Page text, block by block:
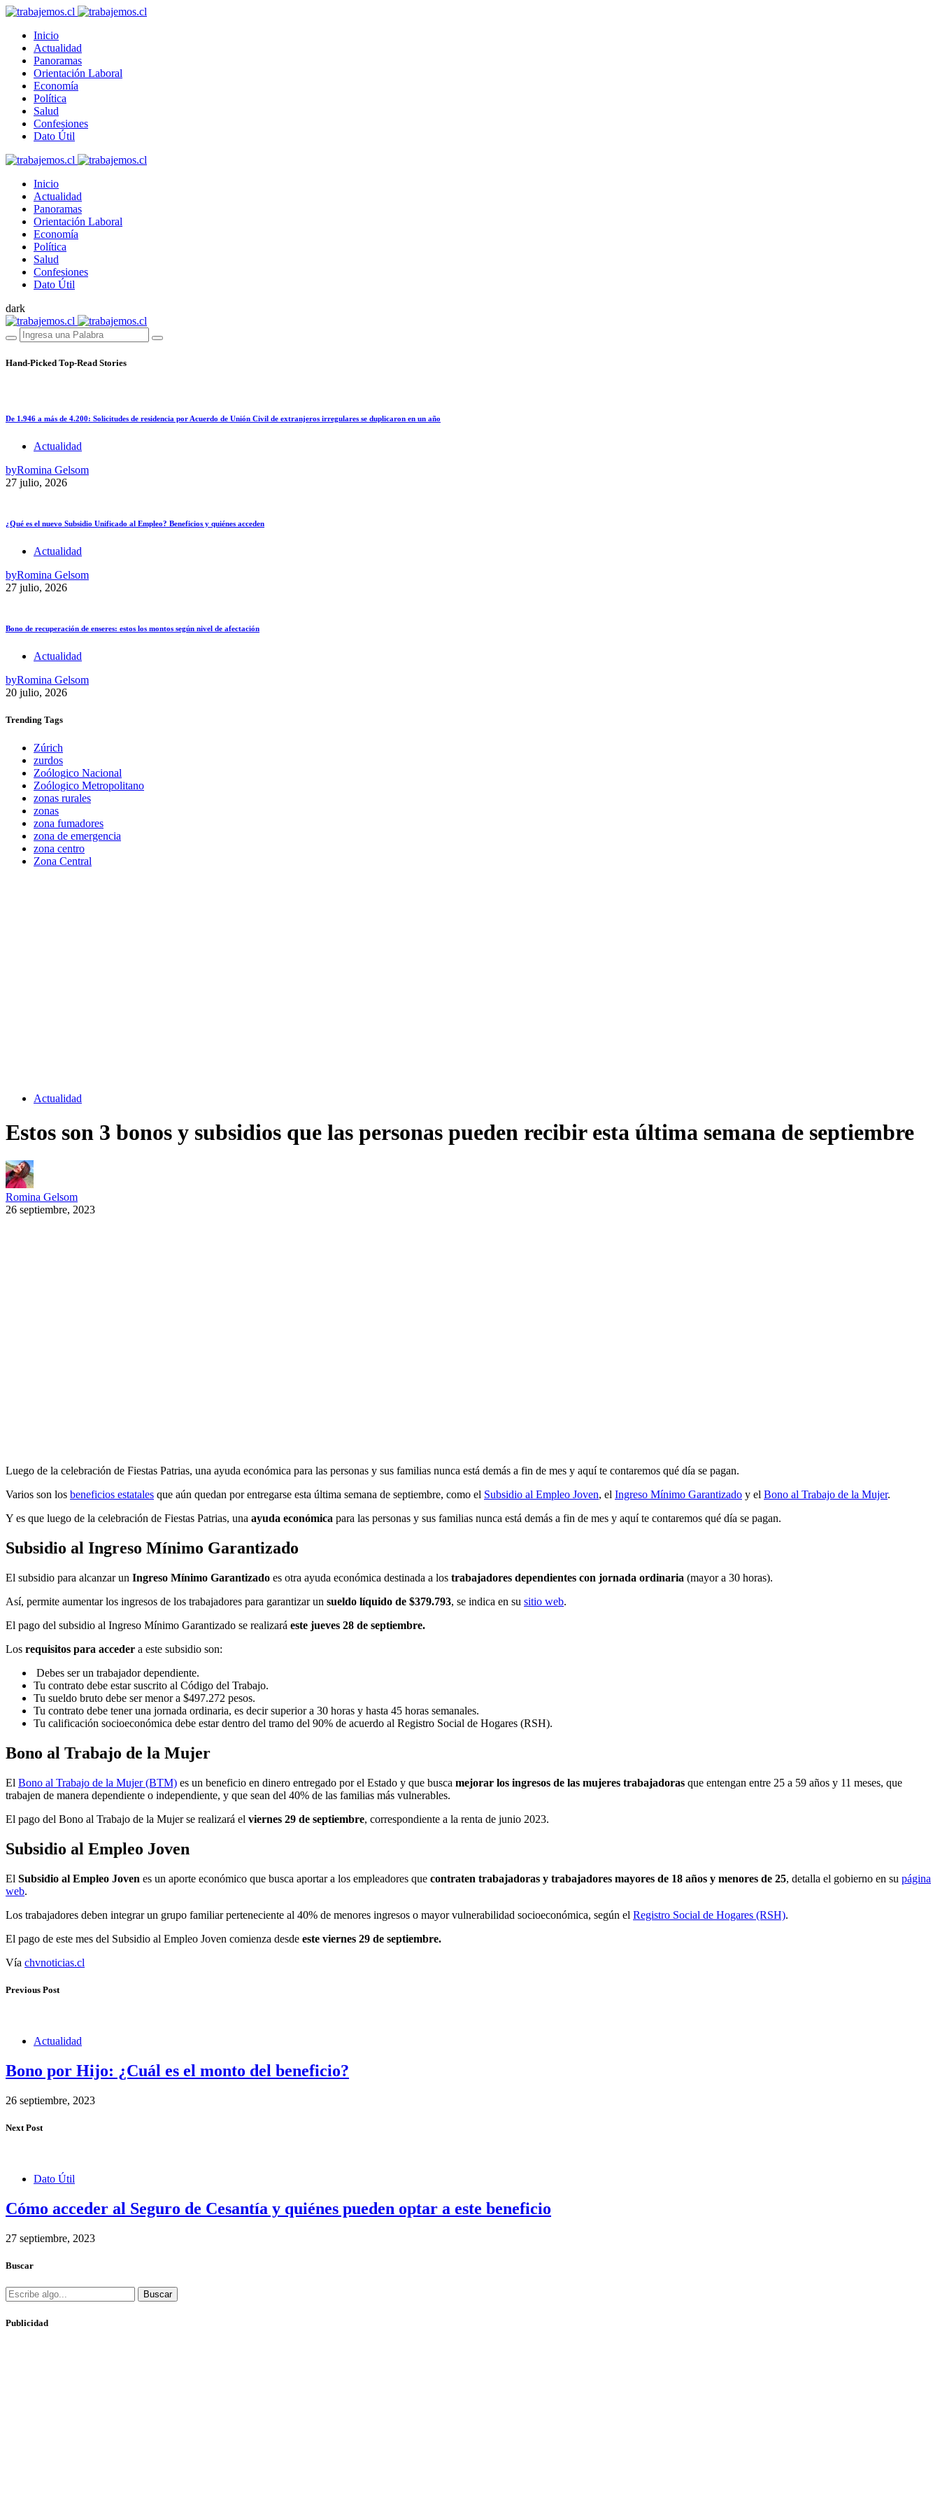
Inicio
Actualidad
Panoramas
Orientación Laboral
Economía
Política
Salud
Confesiones
Dato Útil
Inicio
Actualidad
Panoramas
Orientación Laboral
Economía
Política
Salud
Confesiones
Dato Útil
dark
Hand-Picked Top-Read Stories
De 1.946 a más de 4.200: Solicitudes de residencia por Acuerdo de Unión Civil de extranjeros irregulares se duplicaron en un año
Actualidad
byRomina Gelsom
27 julio, 2026
¿Qué es el nuevo Subsidio Unificado al Empleo? Beneficios y quiénes acceden
Actualidad
byRomina Gelsom
27 julio, 2026
Bono de recuperación de enseres: estos los montos según nivel de afectación
Actualidad
byRomina Gelsom
20 julio, 2026
Trending Tags
Zúrich
zurdos
Zoólogico Nacional
Zoólogico Metropolitano
zonas rurales
zonas
zona fumadores
zona de emergencia
zona centro
Zona Central
Actualidad
Estos son 3 bonos y subsidios que las personas pueden recibir esta última semana de septiembre
Romina Gelsom
26 septiembre, 2023
Luego de la celebración de Fiestas Patrias, una ayuda económica para las personas y sus familias nunca está demás a fin de mes y aquí te contaremos qué día se pagan.
Varios son los beneficios estatales que aún quedan por entregarse esta última semana de septiembre, como el Subsidio al Empleo Joven, el Ingreso Mínimo Garantizado y el Bono al Trabajo de la Mujer.
Y es que luego de la celebración de Fiestas Patrias, una ayuda económica para las personas y sus familias nunca está demás a fin de mes y aquí te contaremos qué día se pagan.
Subsidio al Ingreso Mínimo Garantizado
El subsidio para alcanzar un Ingreso Mínimo Garantizado es otra ayuda económica destinada a los trabajadores dependientes con jornada ordinaria (mayor a 30 horas).
Así, permite aumentar los ingresos de los trabajadores para garantizar un sueldo líquido de $379.793, se indica en su sitio web.
El pago del subsidio al Ingreso Mínimo Garantizado se realizará este jueves 28 de septiembre.
Los requisitos para acceder a este subsidio son:
Debes ser un trabajador dependiente.
Tu contrato debe estar suscrito al Código del Trabajo.
Tu sueldo bruto debe ser menor a $497.272 pesos.
Tu contrato debe tener una jornada ordinaria, es decir superior a 30 horas y hasta 45 horas semanales.
Tu calificación socioeconómica debe estar dentro del tramo del 90% de acuerdo al Registro Social de Hogares (RSH).
Bono al Trabajo de la Mujer
El Bono al Trabajo de la Mujer (BTM) es un beneficio en dinero entregado por el Estado y que busca mejorar los ingresos de las mujeres trabajadoras que entengan entre 25 a 59 años y 11 meses, que
trabajen de manera dependiente o independiente, y que sean del 40% de las familias más vulnerables.
El pago del Bono al Trabajo de la Mujer se realizará el viernes 29 de septiembre, correspondiente a la renta de junio 2023.
Subsidio al Empleo Joven
El Subsidio al Empleo Joven es un aporte económico que busca aportar a los empleadores que contraten trabajadoras y trabajadores mayores de 18 años y menores de 25, detalla el gobierno en su página
web.
Los trabajadores deben integrar un grupo familiar perteneciente al 40% de menores ingresos o mayor vulnerabilidad socioeconómica, según el Registro Social de Hogares (RSH).
El pago de este mes del Subsidio al Empleo Joven comienza desde este viernes 29 de septiembre.
Vía chvnoticias.cl
Previous Post
Actualidad
Bono por Hijo: ¿Cuál es el monto del beneficio?
26 septiembre, 2023
Next Post
Dato Útil
Cómo acceder al Seguro de Cesantía y quiénes pueden optar a este beneficio
27 septiembre, 2023
Buscar
Buscar
Publicidad